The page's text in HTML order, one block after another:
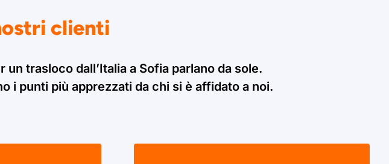
clienti
trasloco dall’Italia a Sofia parlano da sole.
i punti più apprezzati da chi si è affidato a noi.